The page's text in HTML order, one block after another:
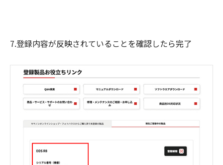
7.登録内容が反映されていることを確認したら完了